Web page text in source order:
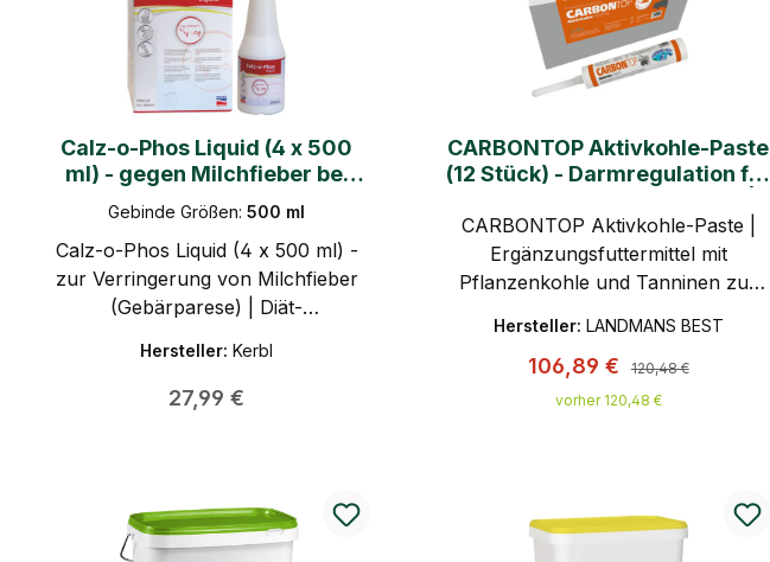
Calz-o-Phos Liquid (4 x 500
ml) - gegen Milchfieber bei
Milchkühen
Gebinde Größen:500 ml
Calz-o-Phos Liquid (4 x 500 ml) -
zur Verringerung von Milchfieber
(Gebärparese) | Diät-
zur Verringerung der Gefahr des
Milchfiebers.
Hersteller:Kerbl
Regulärer Preis:
27,99 €
CARBONTOP Aktivkohle-Paste
(12 Stück) - Darmregulation für
LANDMANS BEST
CARBONTOP Aktivkohle-Paste |
Ergänzungsfuttermittel mit
Pflanzenkohle und Tanninen zur
Verdauungsproblemen für Rinder,
Pferde und Schweine |
LANDMANS BEST
Hersteller: LANDMANS BEST
Verkaufspreis:
106,89 € Regulärer Preis:
120,48 €
vorher 120,48 €